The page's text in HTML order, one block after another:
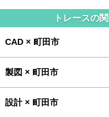
トレースの
CAD × 町田市
製図 × 町田市
設計 × 町田市